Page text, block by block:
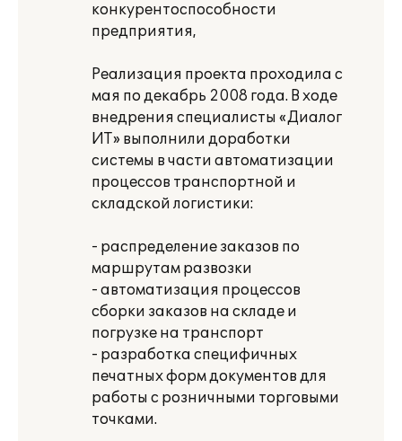
конкурентоспособности
предприятия,
Реализация проекта проходила с
мая по декабрь 2008 года. В ходе
внедрения специалисты «Диалог
ИТ» выполнили доработки
системы в части автоматизации
процессов транспортной и
складской логистики:
- распределение заказов по
маршрутам развозки
- автоматизация процессов
сборки заказов на складе и
погрузке на транспорт
- разработка специфичных
печатных форм документов для
работы с розничными торговыми
точками.